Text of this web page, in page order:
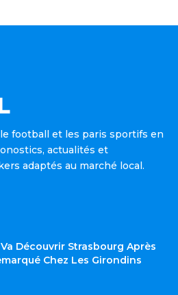
football et les paris sportifs en
actualités et
adaptés au marché local.
Découvrir Strasbourg Après
Chez Les Girondins